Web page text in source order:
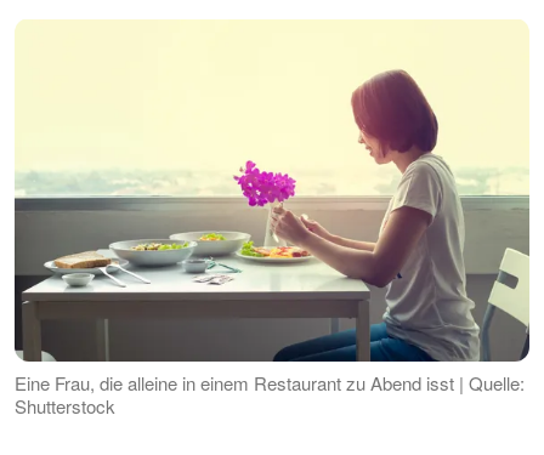
Eine Frau, die alleine in einem Restaurant zu Abend isst | Quelle:
Shutterstock